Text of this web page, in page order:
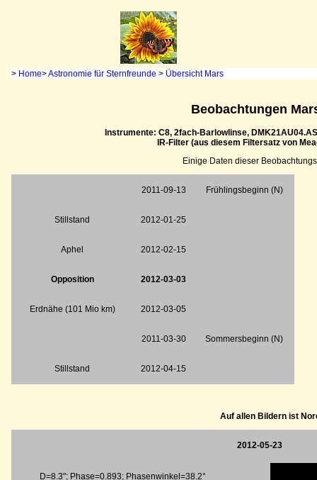
> Home>Astronomie für Sternfreunde > Übersicht Mars
Beobachtungen
Instrumente: C8, 2fach-Barlowlinse,
IR-Filter (aus diesem Filtersatz von
Einige Daten dieser
2011-09-13 Frühlingsbeginn (N)
Stillstand 2012-01-25
Aphel 2012-02-15
Opposition 2012-03-03
Erdnähe (101 Mio km) 2012-03-05
2011-03-30 Sommersbeginn (N)
Stillstand 2012-04-15
Auf allen Bildern ist
2012-05-23
D=8.3"; Phase=0.893; Phasenwinkel=38.2°